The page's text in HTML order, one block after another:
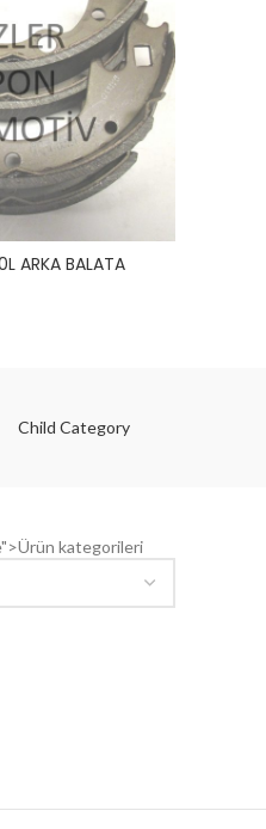
ARKA BALATA
Child Category
kategorileri